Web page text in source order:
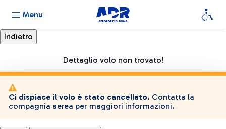
Menu
Dettaglio volo non trovato!
Ci dispiace il volo è stato cancellato. Contatta la
compagnia aerea per maggiori informazioni.